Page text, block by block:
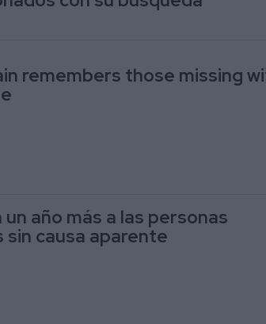
remembers those missing
año más a las personas
sin causa aparente